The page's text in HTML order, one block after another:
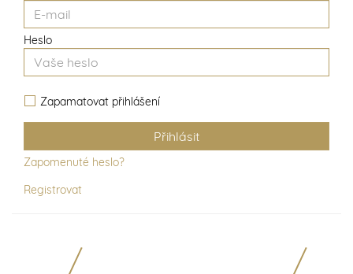
Heslo
Zapamatovat přihlášení
Zapomenuté heslo?
Registrovat